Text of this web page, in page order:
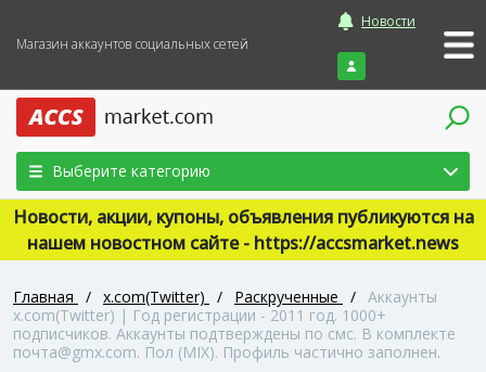
Магазин аккаунтов социальных сетей
Новости
Войти
Выберите категорию
Новости, акции, купоны, объявления публикуются на
нашем новостном сайте - https://accsmarket.news
Главная / x.com(Twitter) / Раскрученные / Аккаунты
x.com(Twitter) | Год регистрации - 2011 год. 1000+
подписчиков. Аккаунты подтверждены по смс. В комплекте
почта@gmx.com. Пол (MIX). Профиль частично заполнен.